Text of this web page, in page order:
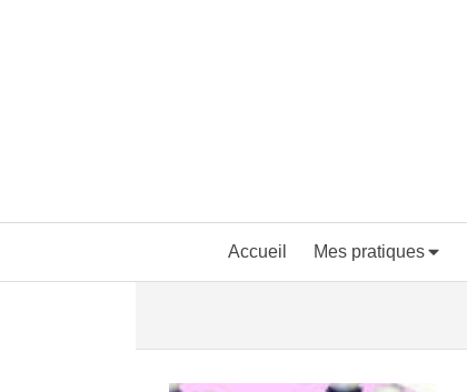
Accueil Mes pratiques